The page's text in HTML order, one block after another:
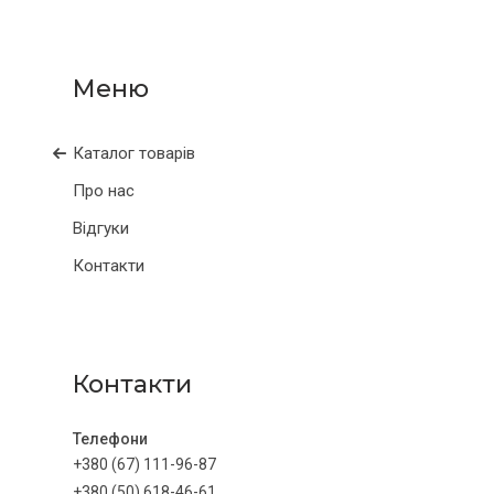
Каталог товарів
Про нас
Відгуки
Контакти
Контакти
+380 (67) 111-96-87